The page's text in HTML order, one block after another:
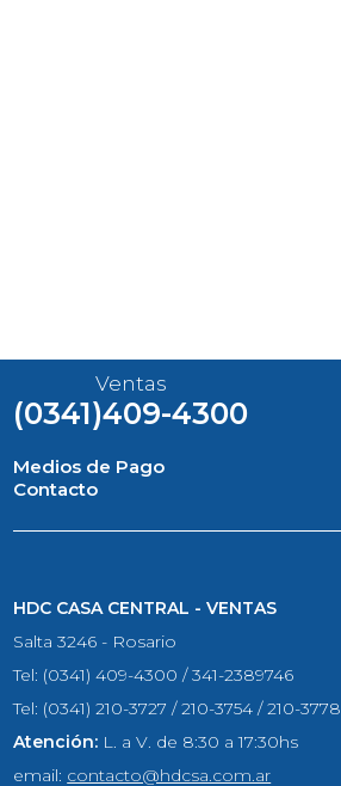
Ventas
(0341)409-4300
Medios de Pago
Contacto
HDC CASA CENTRAL - VENTAS
Salta 3246 - Rosario
Tel: (0341) 409-4300 / 341-2389746
Tel: (0341) 210-3727 / 210-3754 / 210-3778
Atención: L. a V. de 8:30 a 17:30hs
email: contacto@hdcsa.com.ar